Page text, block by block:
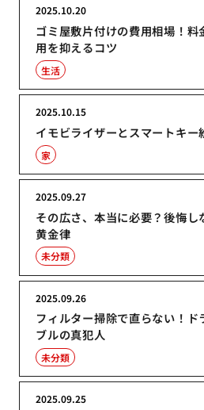
ゴミ屋敷片付けの費用相場！
用を抑えるコツ
2025.10.20
生活
イモビライザーとスマートキー
2025.10.15
家
その広さ、本当に必要？後悔
黄金律
2025.09.27
未分類
フィルター掃除で直らない！
ブルの真犯人
2025.09.26
未分類
2025.09.25